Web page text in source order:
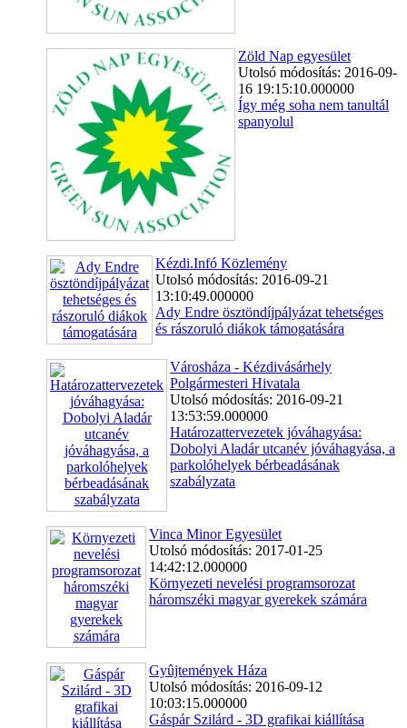
Zöld Nap egyesület
Utolsó módosítás: 2016-09-
16 19:15:10.000000
Így még soha nem tanultál
spanyolul
Kézdi.Infó Közlemény
Utolsó módosítás: 2016-09-21
13:10:49.000000
Ady Endre ösztöndíjpályázat tehetséges
és rászoruló diákok támogatására
Városháza - Kézdivásárhely
Polgármesteri Hivatala
Utolsó módosítás: 2016-09-21
13:53:59.000000
Határozattervezetek jóváhagyása:
Dobolyi Aladár utcanév jóváhagyása, a
parkolóhelyek bérbeadásának
szabályzata
Vinca Minor Egyesület
Utolsó módosítás: 2017-01-25
14:42:12.000000
Környezeti nevelési programsorozat
háromszéki magyar gyerekek számára
Gyûjtemények Háza
Utolsó módosítás: 2016-09-12
10:03:15.000000
Gáspár Szilárd - 3D grafikai kiállítása